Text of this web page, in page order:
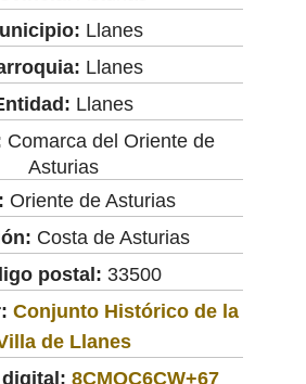
Llanes
Llanes
Llanes
Comarca del Oriente de
Asturias
Oriente de Asturias
Costa de Asturias
postal: 33500
Conjunto Histórico de la
de Llanes
8CMQC6CW+67